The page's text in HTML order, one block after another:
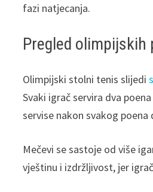
fazi natjecanja.
Pregled olimpijskih
Olimpijski stolni tenis slijedi
Svaki igrač servira dva
servise nakon svakog
Mečevi se sastoje od više
vještinu i izdržljivost, jer